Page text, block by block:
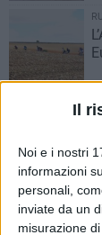
Il
Noi e i nostri
informazioni
personali,
inviate da un
misurazione